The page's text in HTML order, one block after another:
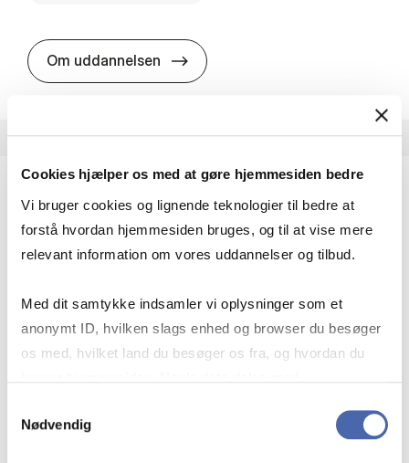
Cookies hjælper os med at gøre hjemmesiden bedre
Vi bruger cookies og lignende teknologier til bedre at
forstå hvordan hjemmesiden bruges, og til at vise mere
relevant information om vores uddannelser og tilbud.
Med dit samtykke indsamler vi oplysninger som et
anonymt ID, hvilken slags enhed og browser du besøger
os med, hvilket land du besøger os fra, og hvordan du
markedsføring. Du bestemmer selv - og kan altid trække
Nødvendig
Om uddannelsen HA i pro­jekt­le­del­se
HA(fil.) - erhvervs­økonomi og fi­lo­so­fi
virksomheder møder i vores komplekse verden.
effektivitet og…
Økonomi og matematik Kultur og samfund